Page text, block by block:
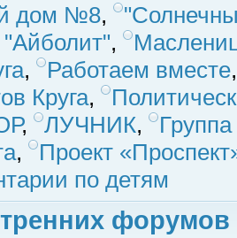
дом №8,
"Айболит",
, Работаем вместе
Круга,
, ЛУЧНИК,
,
Проект
по детям
форумов